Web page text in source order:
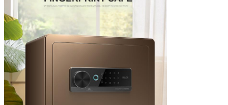
Plazo de expedición Cerca de 20 días después del pago